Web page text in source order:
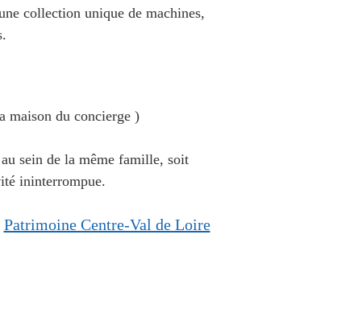
collection unique de machines,
maison du concierge )
sein de la même famille, soit
ininterrompue.
Patrimoine Centre-Val de Loire